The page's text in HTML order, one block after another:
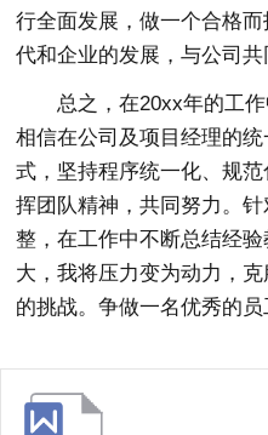
行全面发展，做一个合格
代和企业的发展，与公司
总之，在20xx年的工
相信在公司及项目经理的
式，坚持程序统一化、规
挥团队精神，共同努力。
整，在工作中不断总结经
大，我将压力变为动力，
的挑战。争做一名优秀的员